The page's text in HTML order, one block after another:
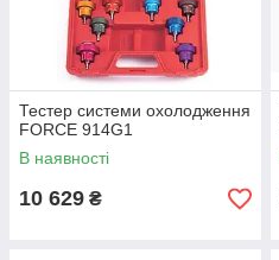
Тестер системи охолодження
FORCE 914G1
В наявності
10 629 ₴